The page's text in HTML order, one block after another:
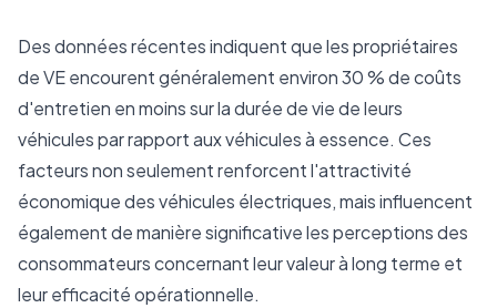
Des données récentes indiquent que les propriétaires
de VE encourent généralement environ 30 % de coûts
d'entretien en moins sur la durée de vie de leurs
véhicules par rapport aux véhicules à essence. Ces
facteurs non seulement renforcent l'attractivité
économique des véhicules électriques, mais influencent
également de manière significative les perceptions des
consommateurs concernant leur valeur à long terme et
leur efficacité opérationnelle.